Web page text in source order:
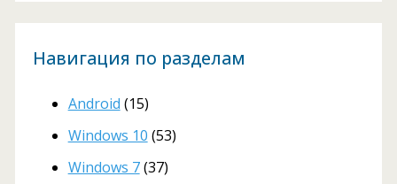
Навигация по разделам
Android (15)
Windows 10 (53)
Windows 7(37)